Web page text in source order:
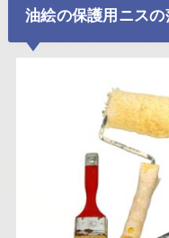
油絵の保護用ニスの